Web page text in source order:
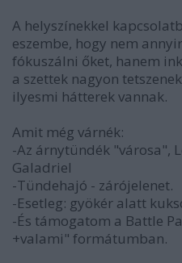
A helyszínekkel
eszembe, hogy nem
fókuszálni őket, hanem
a szettek nagyon
ilyesmi hátterek vannak.
Amit még várnék:
-Az árnytündék "városa",
Galadriel
-Tündehajó - zárójelenet.
-Esetleg: gyökér alatt
-És támogatom a Battle
+valami" formátumban.